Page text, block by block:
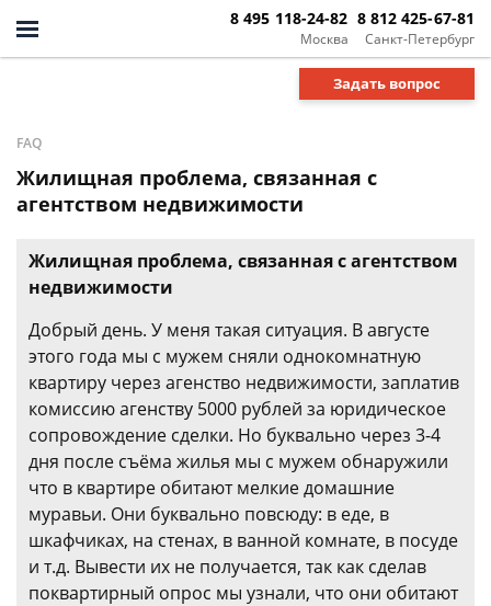
Москва
8 495 118-24-82
Санкт-Петербург
8 812 425-67-81
Задать вопрос
FAQ
Жилищная проблема, связанная с
агентством недвижимости
Жилищная проблема, связанная с агентством
недвижимости
Добрый день. У меня такая ситуация. В августе
этого года мы с мужем сняли однокомнатную
квартиру через агенство недвижимости, заплатив
комиссию агенству 5000 рублей за юридическое
сопровождение сделки. Но буквально через 3-4
дня после съёма жилья мы с мужем обнаружили
что в квартире обитают мелкие домашние
муравьи. Они буквально повсюду: в еде, в
шкафчиках, на стенах, в ванной комнате, в посуде
и т.д. Вывести их не получается, так как сделав
поквартирный опрос мы узнали, что они обитают